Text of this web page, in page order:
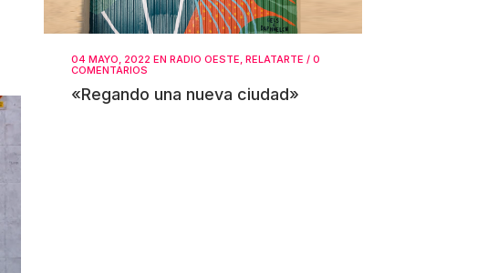
04 MAYO, 2022 EN RADIO OESTE, RELATARTE / 0
COMENTARIOS
«Regando una nueva ciudad»